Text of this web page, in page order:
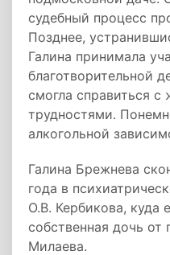
судебный процесс
Позднее,
Галина принимала
благотворительной
смогла справиться
трудностями.
алкогольной
Галина Брежнева
года в
О.В. Кербикова, куда
собственная дочь от
Милаева.